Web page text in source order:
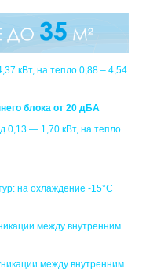
кВт, на тепло 0,88 – 4,54
блока от 20 дБА
0,13 — 1,70 кВт, на тепло
на охлаждение -15°C
между внутренним
между внутренним